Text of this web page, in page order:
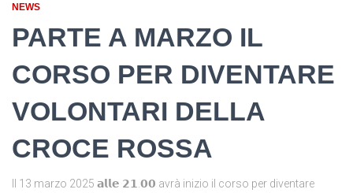
NEWS
PARTE A MARZO IL
CORSO PER DIVENTARE
VOLONTARI DELLA
CROCE ROSSA
Il 13 marzo 2025 𝗮𝗹𝗹𝗲 𝟮𝟭.𝟬𝟬 avrà inizio il corso per diventare